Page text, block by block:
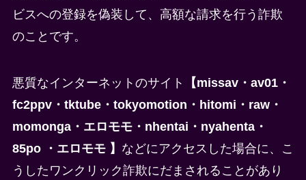
ビスへの登録を偽装して、高額な請求を行う詐欺
のことです。
悪質なインターネットのサイト
【missav・av01・
fc2ppv・tktube・tokyomotion・hitomi・raw・
momonga・エロモモ・nhentai・nyahenta・
85po ・エロモモ 】 などにアクセスした場合に、こ
うしたワンクリック詐欺にだまされることがあり